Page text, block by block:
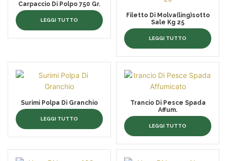
Carpaccio Di Polpo 750 Gr.
LEGGI TUTTO
Filetto Di Molva(ling)sotto
Sale Kg 25
LEGGI TUTTO
Surimi Polpa Di Granchio
LEGGI TUTTO
Trancio Di Pesce Spada
Affum.
LEGGI TUTTO